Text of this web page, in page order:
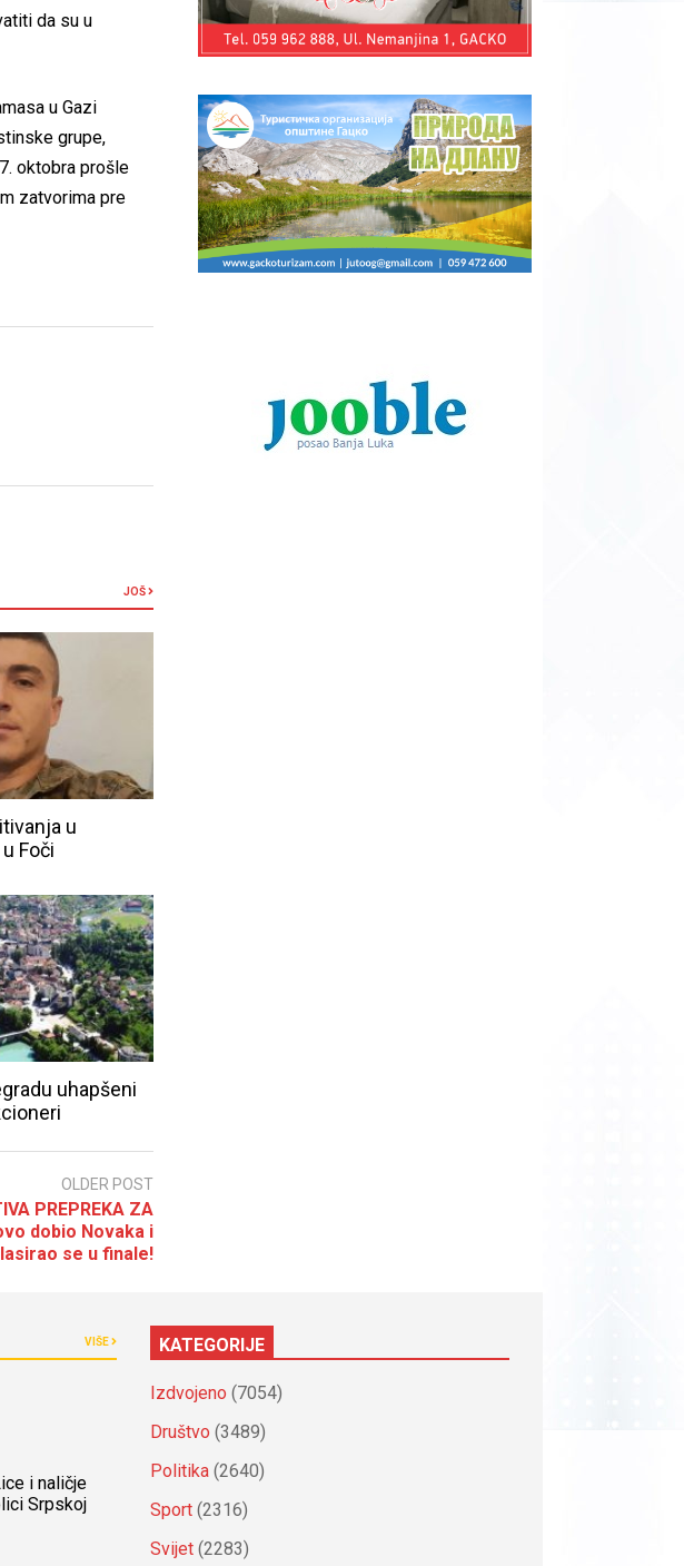
da su u
u Gazi
grupe,
oktobra prošle
zatvorima pre
JOŠ
u
Foči
uhapšeni
OLDER POST
PREPREKA ZA
dobio Novaka i
se u finale!
VIŠE
i naličje
Srpskoj
KATEGORIJE
Izdvojeno (7054)
Društvo (3489)
Politika (2640)
Sport (2316)
Svijet (2283)